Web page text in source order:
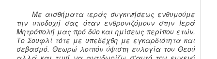
Με αισθήματα ιεράς συγκινήσεως ενθυμούμε
την υποδοχή σας όταν ενθρονιζόμουν στην Ιερά
Μητρόπολή μας πρό δύο και ημίσεως περίπου ετών.
Το Σουφλί τότε με υπεδέχθη με εγκαρδιότητα και
σεβασμό. Θεωρώ λοιπόν ύψιστη ευλογία του Θεού